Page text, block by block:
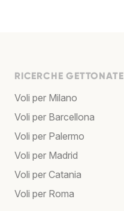
RICERCHE GETTONATE
Voli per Milano
Voli per Barcellona
Voli per Palermo
Voli per Madrid
Voli per Catania
Voli per Roma